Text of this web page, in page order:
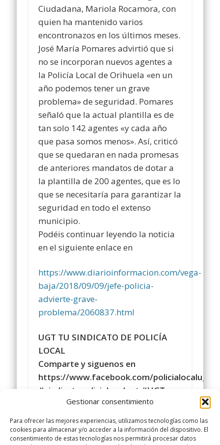
Gestionar consentimiento
Para ofrecer las mejores experiencias, utilizamos tecnologías como las
cookies para almacenar y/o acceder a la información del dispositivo. El
consentimiento de estas tecnologías nos permitirá procesar datos
Ciudadana, Mariola Rocamora, con
quien ha mantenido varios
encontronazos en los últimos meses.
José María Pomares advirtió que si
no se incorporan nuevos agentes a
la Policía Local de Orihuela «en un
año podemos tener un grave
problema» de seguridad. Pomares
señaló que la actual plantilla es de
tan solo 142 agentes «y cada año
que pasa somos menos». Así, criticó
que se quedaran en nada promesas
de anteriores mandatos de dotar a
la plantilla de 200 agentes, que es lo
que se necesitaría para garantizar la
seguridad en todo el extenso
municipio.
Podéis continuar leyendo la noticia
en el siguiente enlace en
https://www.diarioinformacion.com/vega-
baja/2018/09/09/jefe-policia-
advierte-grave-
problema/2060837.html
UGT TU SINDICATO DE POLICÍA
LOCAL
Comparte y siguenos en
https://www.facebook.com/policialocalugt/
#sindicatopolicialocalugt #UGT
Instagram
@sindicatopolicialocalugt
+Sindicato Policía Local UGT UGT